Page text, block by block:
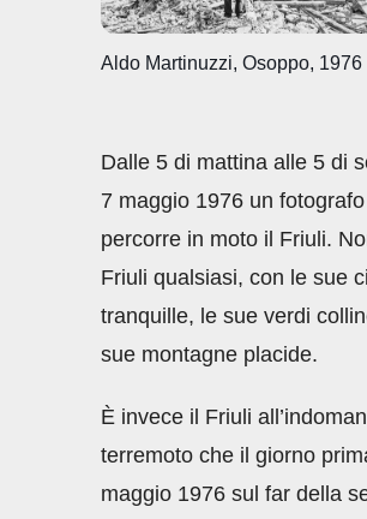
Aldo Martinuzzi, Osoppo, 1976
Dalle 5 di mattina alle 5 di
7 maggio 1976 un fotografo
percorre in moto il Friuli.
Friuli qualsiasi, con le sue
tranquille, le sue verdi
sue montagne placide.
È invece il Friuli
terremoto che il giorno
maggio 1976 sul far della